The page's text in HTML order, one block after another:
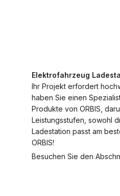
Elektrofahrzeug
Ihr Projekt erfordert
haben Sie einen
Produkte von ORBIS,
Leistungsstufen, sowohl
Ladestation passt am
ORBIS!
Besuchen Sie den